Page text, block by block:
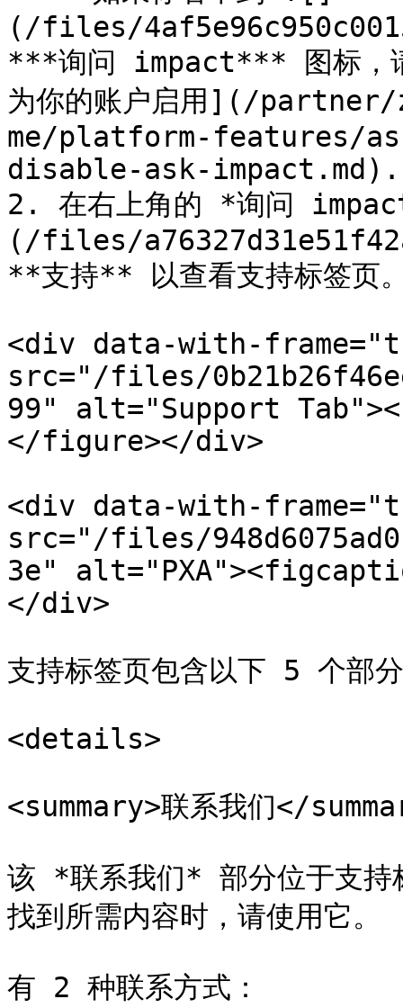
(/files/
***询问 impact*** 图标，
为你的账户启用](/
me/platform-features/
disable-ask-impact.md).
2. 在右上角的 *询问
(/files/
**支持** 以查看支持标签页
<div data-with-
src="/files/
99" alt="Support
</figure></div>
<div data-with-
src="/files/
3e"
</div>
支持标签页包含以下 5 个部
<details>
<summary>联系我们</
该 *联系我们* 部分位于支持
找到所需内容时，请使用它。
有 2 种联系方式：